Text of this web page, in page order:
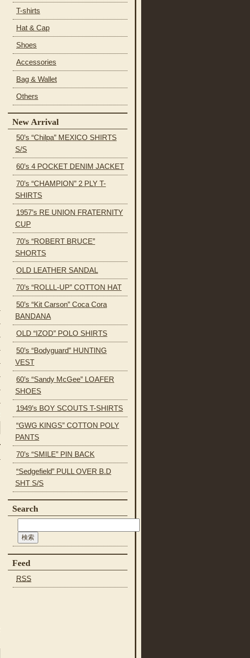
T-shirts
Hat & Cap
Shoes
Accessories
Bag & Wallet
Others
New Arrival
50’s “Chilpa” MEXICO SHIRTS
S/S
60’s 4 POCKET DENIM JACKET
70’s “CHAMPION” 2 PLY T-
SHIRTS
1957’s RE UNION FRATERNITY
CUP
70’s “ROBERT BRUCE”
SHORTS
OLD LEATHER SANDAL
70’s “ROLLL-UP” COTTON HAT
50’s “Kit Carson” Coca Cora
BANDANA
OLD “IZOD” POLO SHIRTS
50’s “Bodyguard” HUNTING
VEST
60’s “Sandy McGee” LOAFER
SHOES
1949’s BOY SCOUTS T-SHIRTS
“GWG KINGS” COTTON POLY
PANTS
70’s “SMILE” PIN BACK
“Sedgefield” PULL OVER B.D
SHT S/S
Search
Feed
RSS